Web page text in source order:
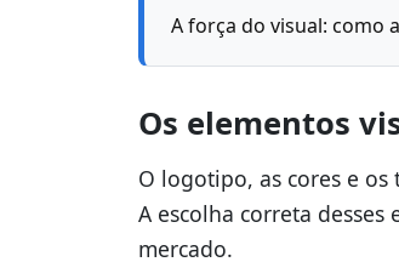
A força do visual: como
Os elementos
O logotipo, as cores e os
A escolha correta
mercado.